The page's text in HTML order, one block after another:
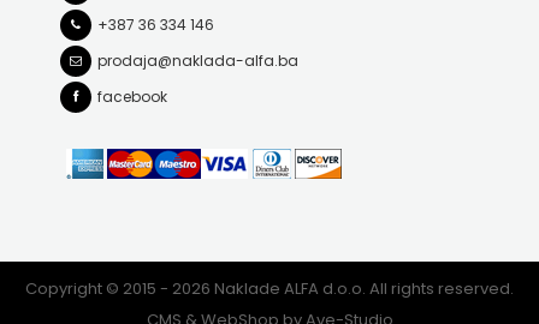
VERBUM
VORTO
ZNANJE
+387 36 334 146
prodaja@naklada-alfa.ba
facebook
Copyright © 2015 - 2026 Naklade ALFA d.o.o. All rights reserved.